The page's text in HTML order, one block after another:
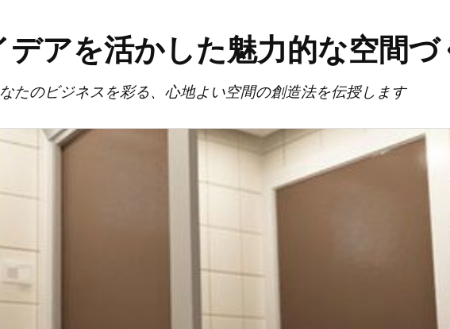
デアを活かした魅力的な空間
たのビジネスを彩る、心地よい空間の創造法を伝授します